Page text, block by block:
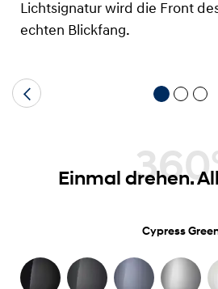
Lichtsignatur wird die Front
echten Blickfang.
360°
Einmal drehen.
Cypress